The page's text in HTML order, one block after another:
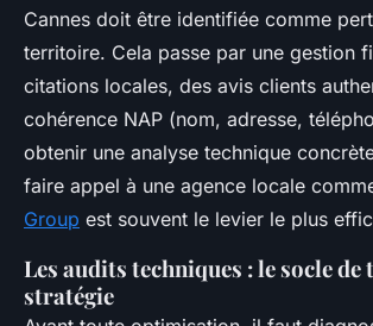
Cannes doit être identifiée comme
territoire. Cela passe par une gestion
citations locales, des avis clients
cohérence NAP (nom, adresse,
obtenir une analyse technique
faire appel à une agence locale
Group est souvent le levier le plus
Les audits techniques : le socle de
stratégie